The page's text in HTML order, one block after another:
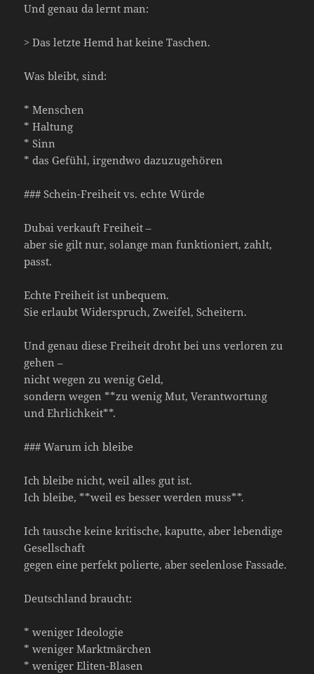
Und genau da lernt man:
> Das letzte Hemd hat keine Taschen.
Was bleibt, sind:
* Menschen
* Haltung
* Sinn
* das Gefühl, irgendwo dazuzugehören
### Schein-Freiheit vs. echte Würde
Dubai verkauft Freiheit –
aber sie gilt nur, solange man funktioniert, zahlt,
passt.
Echte Freiheit ist unbequem.
Sie erlaubt Widerspruch, Zweifel, Scheitern.
Und genau diese Freiheit droht bei uns verloren zu
gehen –
nicht wegen zu wenig Geld,
sondern wegen **zu wenig Mut, Verantwortung
und Ehrlichkeit**.
### Warum ich bleibe
Ich bleibe nicht, weil alles gut ist.
Ich bleibe, **weil es besser werden muss**.
Ich tausche keine kritische, kaputte, aber lebendige
Gesellschaft
gegen eine perfekt polierte, aber seelenlose Fassade.
Deutschland braucht:
* weniger Ideologie
* weniger Marktmärchen
* weniger Eliten-Blasen